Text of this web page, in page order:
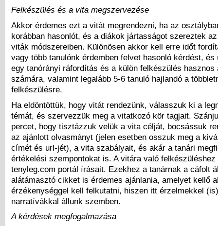
Felkészülés és a vita megszervezése
Akkor érdemes ezt a vitát megrendezni, ha az
korábban hasonlót, és a diákok jártasságot szereztek
viták módszereiben. Különösen akkor kell erre időt
vagy több tanulónk érdemben felvet hasonló kérdést,
egy tanórányi ráfordítás és a külön felkészülés hasznos
számára, valamint legalább 5-6 tanuló hajlandó a
felkészülésre.
Ha eldöntöttük, hogy vitát rendezünk, válasszuk ki a
témát, és szervezzük meg a vitatkozó kör tagjait.
percet, hogy tisztázzuk velük a vita célját, bocsássuk
az ajánlott olvasmányt (jelen esetben osszuk meg a
címét és url-jét), a vita szabályait, és akár a tanári
értékelési szempontokat is. A vitára való
tenyleg.com portál írásait. Ezekhez a tanárnak a cáfolt
alátámasztó cikket is érdemes ajánlania, amelyet kellő
érzékenységgel kell felkutatni, hiszen itt érzelmekkel
narratívákkal állunk szemben.
A kérdések megfogalmazása